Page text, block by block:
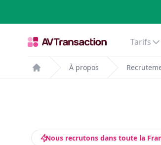
Tarifs
Home
À propos
Nous recrutons dans toute la